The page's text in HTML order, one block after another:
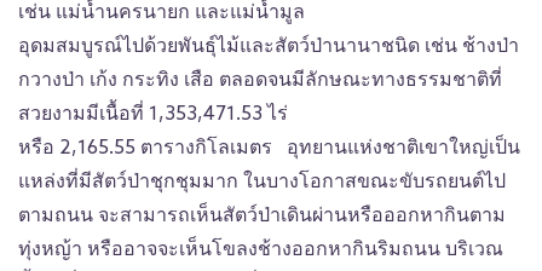
เช่น แม่น้ำนครนายก และแม่น้ำมูล
อุดมสมบูรณ์ไปด้วยพันธุ์ไม้และสัตว์ป่านานาชนิด เช่น ช้างป่า
กวางป่า เก้ง กระทิง เสือ ตลอดจนมีลักษณะทางธรรมชาติที่
สวยงามมีเนื้อที่ 1,353,471.53 ไร่
หรือ 2,165.55 ตารางกิโลเมตร อุทยานแห่งชาติเขาใหญ่เป็น
แหล่งที่มีสัตว์ป่าชุกชุมมาก ในบางโอกาสขณะขับรถยนต์ไป
ตามถนน จะสามารถเห็นสัตว์ป่าเดินผ่านหรือออกหากินตาม
ทุ่งหญ้า หรืออาจจะเห็นโขลงช้างออกหากินริมถนน บริเวณ